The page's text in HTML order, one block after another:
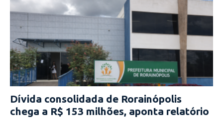
Dívida consolidada de Rorainópolis
chega a R$ 153 milhões, aponta relatório